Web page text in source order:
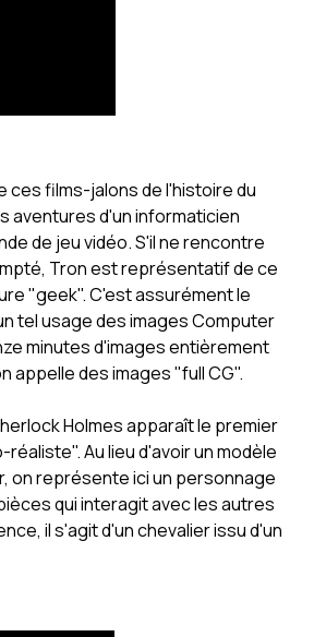
ces films-jalons de l'histoire du
aventures d'un informaticien
de jeu vidéo. S'il ne rencontre
Tron est représentatif de ce
"geek". C'est assurément le
tel usage des images Computer
minutes d'images entièrement
appelle des images "full CG".
Holmes apparaît le premier
Au lieu d'avoir un modèle
on représente ici un personnage
qui interagit avec les autres
il s'agit d'un chevalier issu d'un